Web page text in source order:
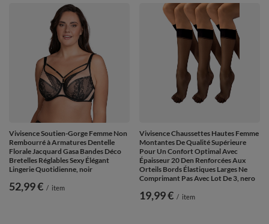
Vivisence Soutien-Gorge Femme Non
Rembourré à Armatures Dentelle
Florale Jacquard Gasa Bandes Déco
Bretelles Réglables Sexy Élégant
Lingerie Quotidienne, noir
52,99 € / item
Vivisence Chaussettes Hautes Femme
Montantes De Qualité Supérieure
Pour Un Confort Optimal Avec
Épaisseur 20 Den Renforcées Aux
Orteils Bords Élastiques Larges Ne
Comprimant Pas Avec Lot De 3, nero
19,99 € / item